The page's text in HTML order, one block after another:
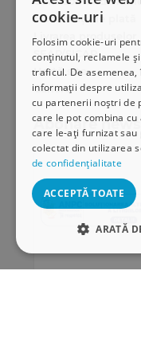
cookie-uri
Folosim cookie-uri
conținutul, reclamele
traficul. De
informații despre
cu partenerii noștri de
care le pot combina
care le-ați furnizat sau
colectat din utilizarea
de confidențialitate
ACCEPTĂ TOATE
ARATĂ
Modalități de plată
Livrarea produselor
SEAP/SICAP
Hartă site
Cariere
Abonare